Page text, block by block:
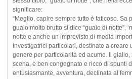
significare:
“Meglio, capire sempre tutto è faticoso. Sa
guaio molto brutto si dice “guaio di notte”,
notte e anche un imprevisto di media
Investigatrici particolari, destinate a creare
genere per particolarità ed acume. Il
scena, è ben congegnato e ricco di spunti
entusiasmante, avventura, declinata al